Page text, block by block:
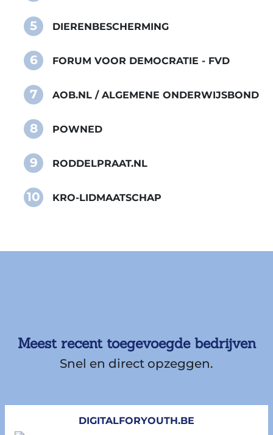
5 DIERENBESCHERMING
6 FORUM VOOR DEMOCRATIE - FVD
7 AOB.NL / ALGEMENE ONDERWIJSBOND
8 POWNED
9 RODDELPRAAT.NL
10 KRO-LIDMAATSCHAP
Meest recent toegevoegde bedrijven
Snel en direct opzeggen.
DIGITALFORYOUTH.BE